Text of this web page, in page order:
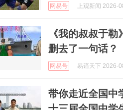
网易号 上观新闻 2026-
《我的叔叔于
删去了一句话？
网易号 易谙天下 2026-
带你走近全国